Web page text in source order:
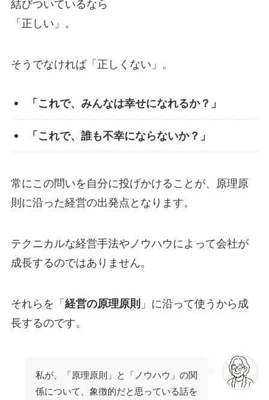
結びついているなら
「正しい」。
そうでなければ「正しくない」。
「これで、みんなは幸せになれるか？」
「これで、誰も不幸にならないか？」
常にこの問いを自分に投げかけることが、原理原
則に沿った経営の出発点となります。
テクニカルな経営手法やノウハウによって会社が
成長するのではありません。
それらを「 経営の原理原則 」に沿って使うから成
長するのです。
私が、「原理原則」と「ノウハウ」の関
係について、象徴的だと思っている話を